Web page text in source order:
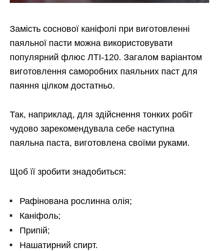
Замість соснової каніфолі при виготовленні
паяльної пасти можна використовувати
популярний флюс ЛТІ-120. Загалом варіантом
виготовлення саморобних паяльних паст для
паяння цілком достатньо.
Так, наприклад, для здійснення тонких робіт
чудово зарекомендувала себе наступна
паяльна паста, виготовлена своїми руками.
Щоб її зробити знадобиться:
Рафінована рослинна олія;
Каніфоль;
Припій;
Нашатирний спирт.